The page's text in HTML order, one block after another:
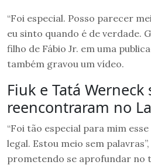
“Foi especial. Posso parecer
eu sinto quando é de verdade.
filho de Fábio Jr. em uma
também gravou um vídeo.
Fiuk e Tatá Werneck
reencontraram no
“Foi tão especial para mim
legal. Estou meio sem
prometendo se aprofundar no